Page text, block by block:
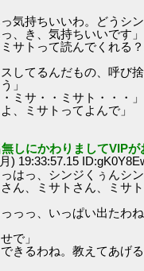
気持ちいいわ。どうシン
、き、気持ちいいです」
サトって読んでくれる？
してるんだもの、呼び
」
ミサ・・ミサト・・・」
、ミサトってよんで」
無しにかわりましてVIP
) 19:33:57.15
はっ、シンジくぅんシン
ん、ミサトさん、ミサ
っっ、いっぱい出たわ
で」
きるわね。教えてあげ